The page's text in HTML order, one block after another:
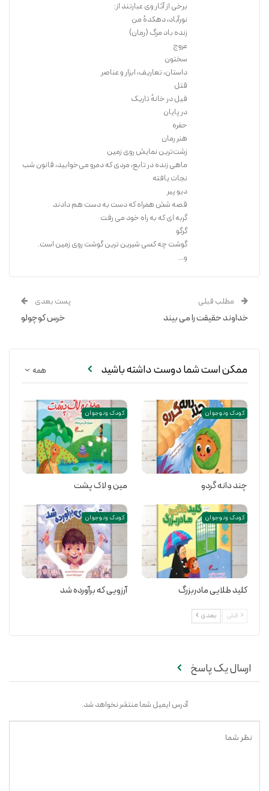
برخی از آثار وی عبارتند از:
نورآباد، دهکدهٔ من
زنده باد مرگ (رمان)
عروج
سختون
داستان، تعاریف، ابزار و عناصر
قتل
فیل در خانهٔ تاریک
در پایان
حفره
هنر رمان
زشت‌ترین نمایش روی زمین
ماهی زنده در تابع، مردی که دمرو می‌خوابید، قانون شب
نجات یافته
دیو پیر
قصه شش همراه که دست به دست هم دادند
گربه ای که به راه خود می رفت
گرگو
گوشت چه کسی شیرین ترین گوشت روی زمین است.
و...
مطلب قبلی
خداوند حقیقت را می بیند
پست بعدی
خرس کوچولو
همه ممکن است شما دوست داشته باشید
کودک و نوجوان
چند دانه گردو
کودک و نوجوان
مین و لاک پشت
کودک و نوجوان
کلید طلایی مادربزرگ
کودک و نوجوان
آرزویی که برآورده شد
قبلی بعدی
ارسال یک پاسخ
آدرس ایمیل شما منتشر نخواهد شد.